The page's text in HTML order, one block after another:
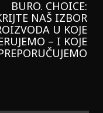
GARNIER KREMU I
NIKADA NIŠTA
LAGANIJE NISAM
KORISTILA